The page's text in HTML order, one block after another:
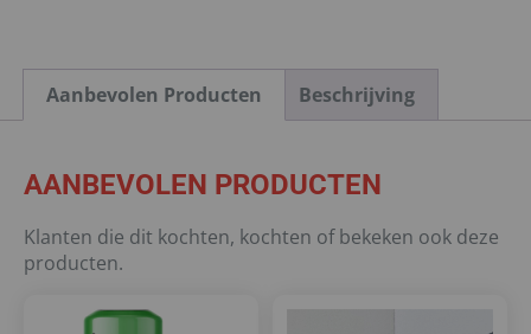
Aanbevolen Producten Beschrijving
AANBEVOLEN PRODUCTEN
Klanten die dit kochten, kochten of bekeken ook deze
producten.